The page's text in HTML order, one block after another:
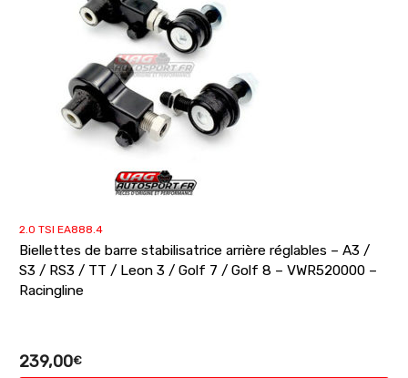
2.0 TSI EA888.4
Biellettes de barre stabilisatrice arrière réglables – A3 /
S3 / RS3 / TT / Leon 3 / Golf 7 / Golf 8 – VWR520000 –
Racingline
239,00€